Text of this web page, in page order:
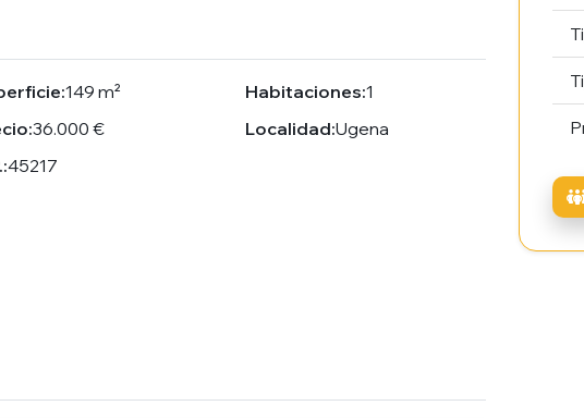
149 m² Habitaciones:1
36.000 € Localidad:Ugena
45217